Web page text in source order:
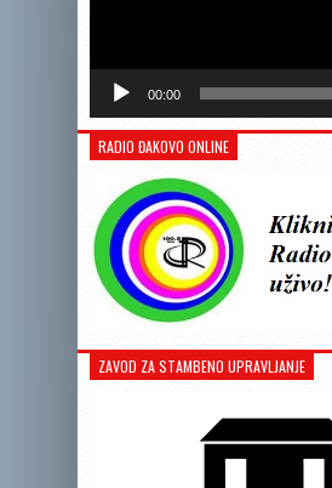
00:00
RADIO ĐAKOVO ONLINE
ZAVOD ZA STAMBENO UPRAVLJANJE